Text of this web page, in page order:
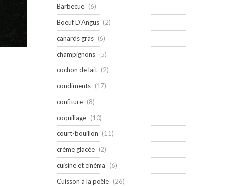
Barbecue (6)
Boeuf D'Angus (2)
canards gras (6)
champignons (5)
cochon de lait (2)
condiments (17)
confiture (8)
coquillage (10)
court-bouillon
(11)
crème glacée (2)
cuisine et cinéma
(6)
Cuisson à la poêle (26)